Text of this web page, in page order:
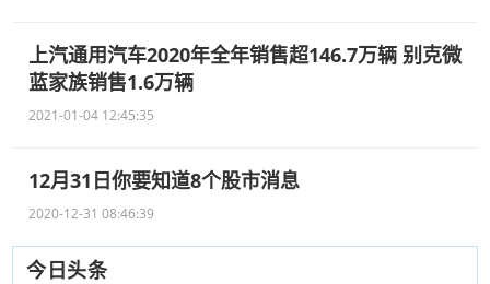
上汽通用汽车2020年全年销售超146.7万辆 别克微
蓝家族销售1.6万辆
2021-01-04 12:45:35
12月31日你要知道8个股市消息
2020-12-31 08:46:39
今日头条